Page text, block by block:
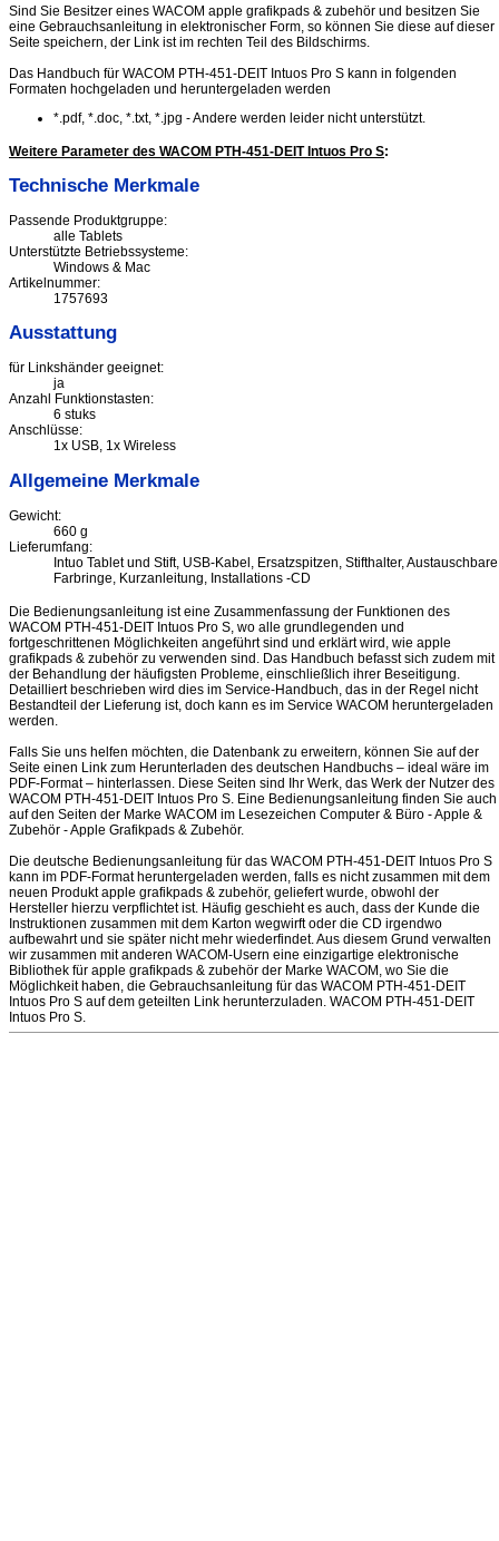
Sind Sie Besitzer eines WACOM apple grafikpads & zubehör und besitzen Sie
eine Gebrauchsanleitung in elektronischer Form, so können Sie diese auf dieser
Seite speichern, der Link ist im rechten Teil des Bildschirms.
Das Handbuch für WACOM PTH-451-DEIT Intuos Pro S kann in folgenden
Formaten hochgeladen und heruntergeladen werden
*.pdf, *.doc, *.txt, *.jpg - Andere werden leider nicht unterstützt.
Weitere Parameter des WACOM PTH-451-DEIT Intuos Pro S:
Technische Merkmale
Passende Produktgruppe:
alle Tablets
Unterstützte Betriebssysteme:
Windows & Mac
Artikelnummer:
1757693
Ausstattung
für Linkshänder geeignet:
ja
Anzahl Funktionstasten:
6 stuks
Anschlüsse:
1x USB, 1x Wireless
Allgemeine Merkmale
Gewicht:
660 g
Lieferumfang:
Intuo Tablet und Stift, USB-Kabel, Ersatzspitzen, Stifthalter, Austauschbare
Farbringe, Kurzanleitung, Installations -CD
Die Bedienungsanleitung ist eine Zusammenfassung der Funktionen des
WACOM PTH-451-DEIT Intuos Pro S, wo alle grundlegenden und
fortgeschrittenen Möglichkeiten angeführt sind und erklärt wird, wie apple
grafikpads & zubehör zu verwenden sind. Das Handbuch befasst sich zudem mit
der Behandlung der häufigsten Probleme, einschließlich ihrer Beseitigung.
Detailliert beschrieben wird dies im Service-Handbuch, das in der Regel nicht
Bestandteil der Lieferung ist, doch kann es im Service WACOM heruntergeladen
werden.
Falls Sie uns helfen möchten, die Datenbank zu erweitern, können Sie auf der
Seite einen Link zum Herunterladen des deutschen Handbuchs – ideal wäre im
PDF-Format – hinterlassen. Diese Seiten sind Ihr Werk, das Werk der Nutzer des
WACOM PTH-451-DEIT Intuos Pro S. Eine Bedienungsanleitung finden Sie auch
auf den Seiten der Marke WACOM im Lesezeichen Computer & Büro - Apple &
Zubehör - Apple Grafikpads & Zubehör.
Die deutsche Bedienungsanleitung für das WACOM PTH-451-DEIT Intuos Pro S
kann im PDF-Format heruntergeladen werden, falls es nicht zusammen mit dem
neuen Produkt apple grafikpads & zubehör, geliefert wurde, obwohl der
Hersteller hierzu verpflichtet ist. Häufig geschieht es auch, dass der Kunde die
Instruktionen zusammen mit dem Karton wegwirft oder die CD irgendwo
aufbewahrt und sie später nicht mehr wiederfindet. Aus diesem Grund verwalten
wir zusammen mit anderen WACOM-Usern eine einzigartige elektronische
Bibliothek für apple grafikpads & zubehör der Marke WACOM, wo Sie die
Möglichkeit haben, die Gebrauchsanleitung für das WACOM PTH-451-DEIT
Intuos Pro S auf dem geteilten Link herunterzuladen. WACOM PTH-451-DEIT
Intuos Pro S.